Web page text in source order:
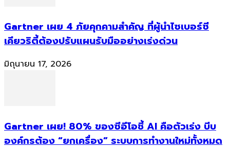
Gartner เผย 4 ภัยคุกคามสำคัญ ที่ผู้นำไซเบอร์ซี
เคียวริตี้ต้องปรับแผนรับมืออย่างเร่งด่วน
มิถุนายน 17, 2026
Gartner เผย! 80% ของซีอีโอชี้ AI คือตัวเร่ง บีบ
องค์กรต้อง “ยกเครื่อง” ระบบการทำงานใหม่ทั้งหมด